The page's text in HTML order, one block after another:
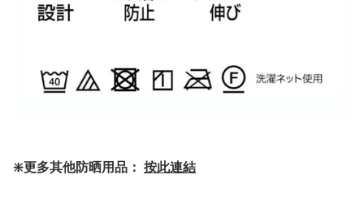
❇️更多其他防晒用品： 按此連結